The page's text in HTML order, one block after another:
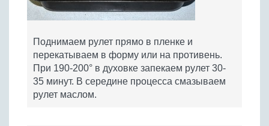
Поднимаем рулет прямо в пленке и
перекатываем в форму или на противень.
При 190-200° в духовке запекаем рулет 30-
35 минут. В середине процесса смазываем
рулет маслом.